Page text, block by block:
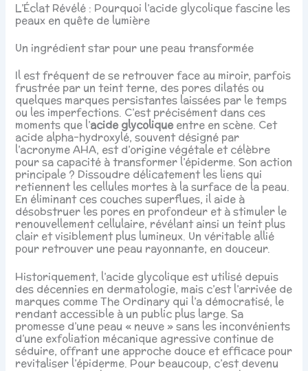
L’Éclat Révélé : Pourquoi l’acide glycolique fascine les
peaux en quête de lumière
Un ingrédient star pour une peau transformée
Il est fréquent de se retrouver face au miroir, parfois
frustrée par un teint terne, des pores dilatés ou
quelques marques persistantes laissées par le temps
ou les imperfections. C’est précisément dans ces
moments que l’acide glycoliqueentre en scène. Cet
acide alpha-hydroxylé, souvent désigné par
l’acronyme AHA, est d’origine végétale et célèbre
pour sa capacité à transformer l’épiderme. Son action
principale ? Dissoudre délicatement les liens qui
retiennent les cellules mortes à la surface de la peau.
En éliminant ces couches superflues, il aide à
désobstruer les pores en profondeur et à stimuler le
renouvellement cellulaire, révélant ainsi un teint plus
clair et visiblement plus lumineux. Un véritable allié
pour retrouver une peau rayonnante, en douceur.
Historiquement, l’acide glycolique est utilisé depuis
des décennies en dermatologie, mais c’est l’arrivée de
marques comme The Ordinary qui l’a démocratisé, le
rendant accessible à un public plus large. Sa
promesse d’une peau « neuve » sans les inconvénients
d’une exfoliation mécanique agressive continue de
séduire, offrant une approche douce et efficace pour
revitaliser l’épiderme. Pour beaucoup, c’est devenu